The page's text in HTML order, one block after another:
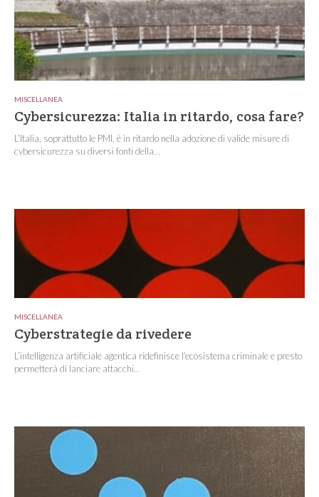
MISCELLANEA
Cybersicurezza: Italia in ritardo, cosa fare?
L’Italia, soprattutto le PMI, è in ritardo nella adozione di valide misure di
cybersicurezza su diversi fonti della...
MISCELLANEA
Cyberstrategie da rivedere
L’intelligenza artificiale agentica ridefinisce l’ecosistema criminale e presto
permetterà di lanciare attacchi...